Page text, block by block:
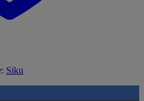
Siku